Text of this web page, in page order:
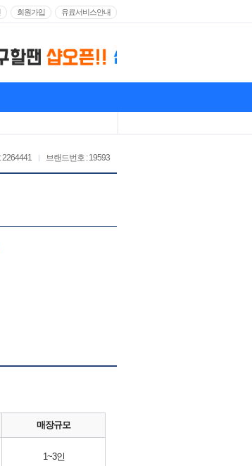
회원가입 유료서비스안내
브랜드번호 : 19593
2264441
매장규모
1~3인